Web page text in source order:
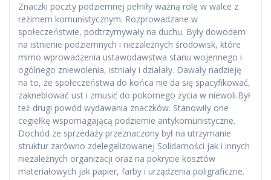
Znaczki poczty podziemnej pełniły ważną rolę w walce z
reżimem komunistycznym. Rozprowadzane w
społeczeństwie, podtrzymywały na duchu. Były dowodem
na istnienie podziemnych i niezależnych środowisk, które
mimo wprowadzenia ustawodawstwa stanu wojennego i
ogólnego zniewolenia, istniały i działały. Dawały nadzieję
na to, że społeczeństwa do końca nie da się spacyfikować,
zakneblować ust i zmusić do pokornego życia w niewoli.Był
też drugi powód wydawania znaczków. Stanowiły one
cegiełkę wspomagającą podziemie antykomunistyczne.
Dochód ze sprzedaży przeznaczony był na utrzymanie
struktur zarówno zdelegalizowanej Solidarności jak i innych
niezależnych organizacji oraz na pokrycie kosztów
materiałowych jak papier, farby i urządzenia poligraficzne.